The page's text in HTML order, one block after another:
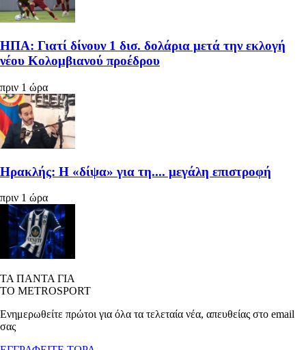
ΗΠΑ: Γιατί δίνουν 1 δισ. δολάρια μετά την εκλογή
νέου Κολομβιανού προέδρου
πριν 1 ώρα
Ηρακλής: Η «δίψα» για τη.... μεγάλη επιστροφή
πριν 1 ώρα
ΤΑ ΠΑΝΤΑ ΓΙΑ
ΤΟ METROSPORT
Ενημερωθείτε πρώτοι για όλα τα τελεταία νέα, απευθείας στο email
σας